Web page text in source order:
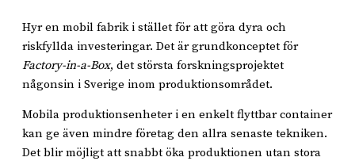
Hyr en mobil fabrik i stället för att göra dyra och
riskfyllda investeringar. Det är grundkonceptet för
Factory-in-a-Box, det största forskningsprojektet
någonsin i Sverige inom produktionsområdet.
Mobila produktionsenheter i en enkelt flyttbar container
kan ge även mindre företag den allra senaste tekniken.
Det blir möjligt att snabbt öka produktionen utan stora